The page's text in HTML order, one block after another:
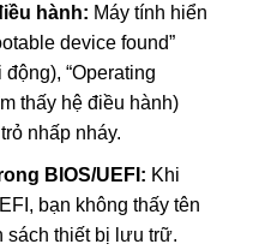
hành: Máy tính hiển
device found”
“Operating
thấy hệ điều hành)
nhấp nháy.
BIOS/UEFI: Khi
bạn không thấy tên
sách thiết bị lưu trữ.